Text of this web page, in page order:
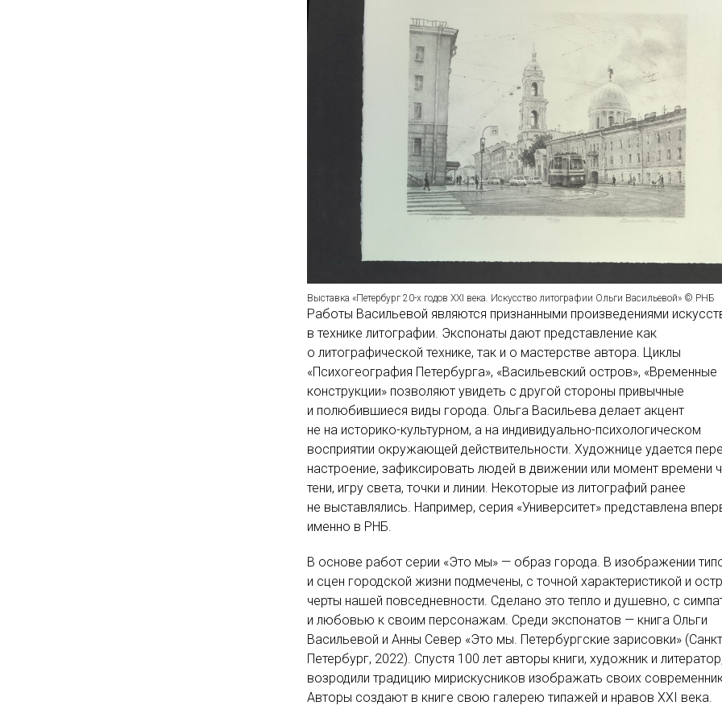
Выставка «Петербург 20-х годов XXI века. Искусство литографии Ольги Васильевой» © РНБ
Работы Васильевой являются признанными произведениями
в технике литографии. Экспонаты дают представление как
о литографической технике, так и о мастерстве автора. Циклы
«Психогеография Петербурга», «Васильевский остров», «Временные
конструкции» позволяют увидеть с другой стороны привычные
и полюбившиеся виды города. Ольга Васильева делает акцент
не на историко-культурном, а на индивидуально-психологическом
восприятии окружающей действительности. Художнице удается
настроение, зафиксировать людей в движении или момент времени
тени, игру света, точки и линии. Некоторые из литографий ранее
не выставлялись. Например, серия «Университет» представлена
именно в РНБ.
В основе работ серии «Это мы» — образ города. В изображении
и сцен городской жизни подмечены, с точной характеристикой и
черты нашей повседневности. Сделано это тепло и душевно, с
и любовью к своим персонажам. Среди экспонатов — книга Ольги
Васильевой и Анны Север «Это мы. Петербургские зарисовки»
Петербург, 2022). Спустя 100 лет авторы книги, художник и
возродили традицию мирискусников изображать своих
Авторы создают в книге свою галерею типажей и нравов ХХI века.